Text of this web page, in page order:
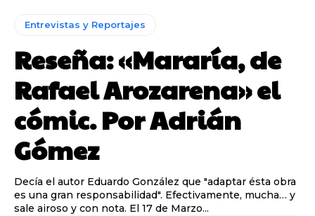
Entrevistas y Reportajes
Reseña: «Mararía, de
Rafael Arozarena» el
cómic. Por Adrián
Gómez
Decía el autor Eduardo González que "adaptar ésta obra
es una gran responsabilidad". Efectivamente, mucha… y
sale airoso y con nota. El 17 de Marzo...